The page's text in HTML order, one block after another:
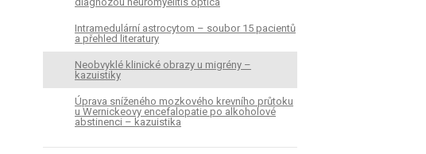
Intramedulární astrocytom – soubor 15 pacientů
a přehled literatury
Neobvyklé klinické obrazy u migrény –
kazuistiky
Úprava sníženého mozkového krevního průtoku
u Wernickeovy encefalopatie po alkoholové
abstinenci – kazuistika